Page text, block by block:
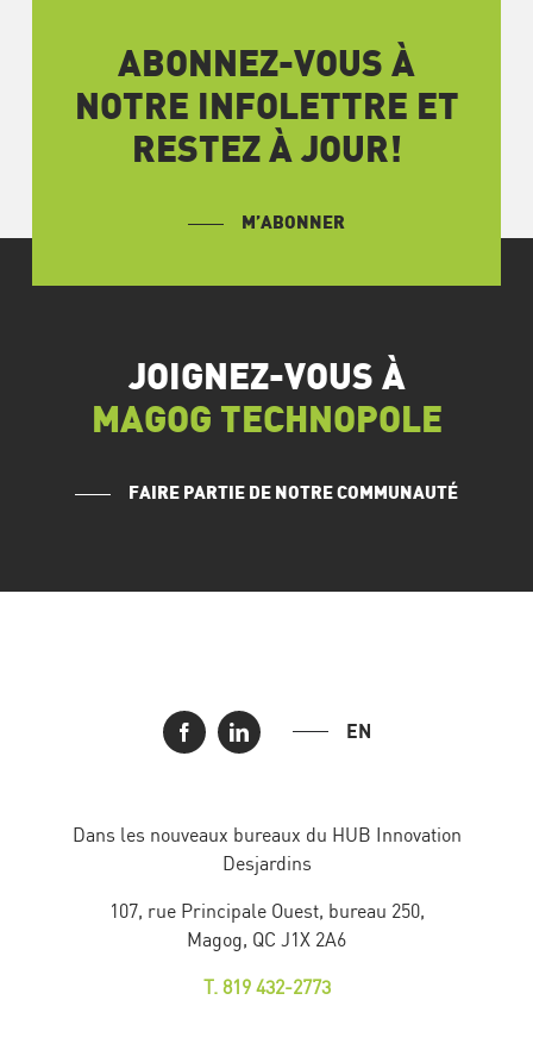
ABONNEZ-VOUS À
NOTRE INFOLETTRE ET
RESTEZ À JOUR!
M’ABONNER
JOIGNEZ-VOUS À
MAGOG TECHNOPOLE
FAIRE PARTIE DE NOTRE COMMUNAUTÉ
EN
Dans les nouveaux bureaux du HUB Innovation
Desjardins
107, rue Principale Ouest, bureau 250,
Magog, QC J1X 2A6
T. 819 432-2773